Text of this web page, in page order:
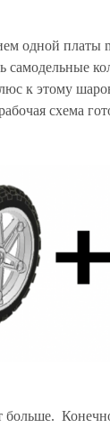
одной платы
самодельные
к этому
схема
больше.